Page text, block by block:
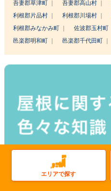
吾妻郡草津町
吾妻郡高山村
利根郡片品村
利根郡川場村
利根郡みなかみ町
佐波郡玉村町
邑楽郡明和町
邑楽郡千代田町
エリアで探す